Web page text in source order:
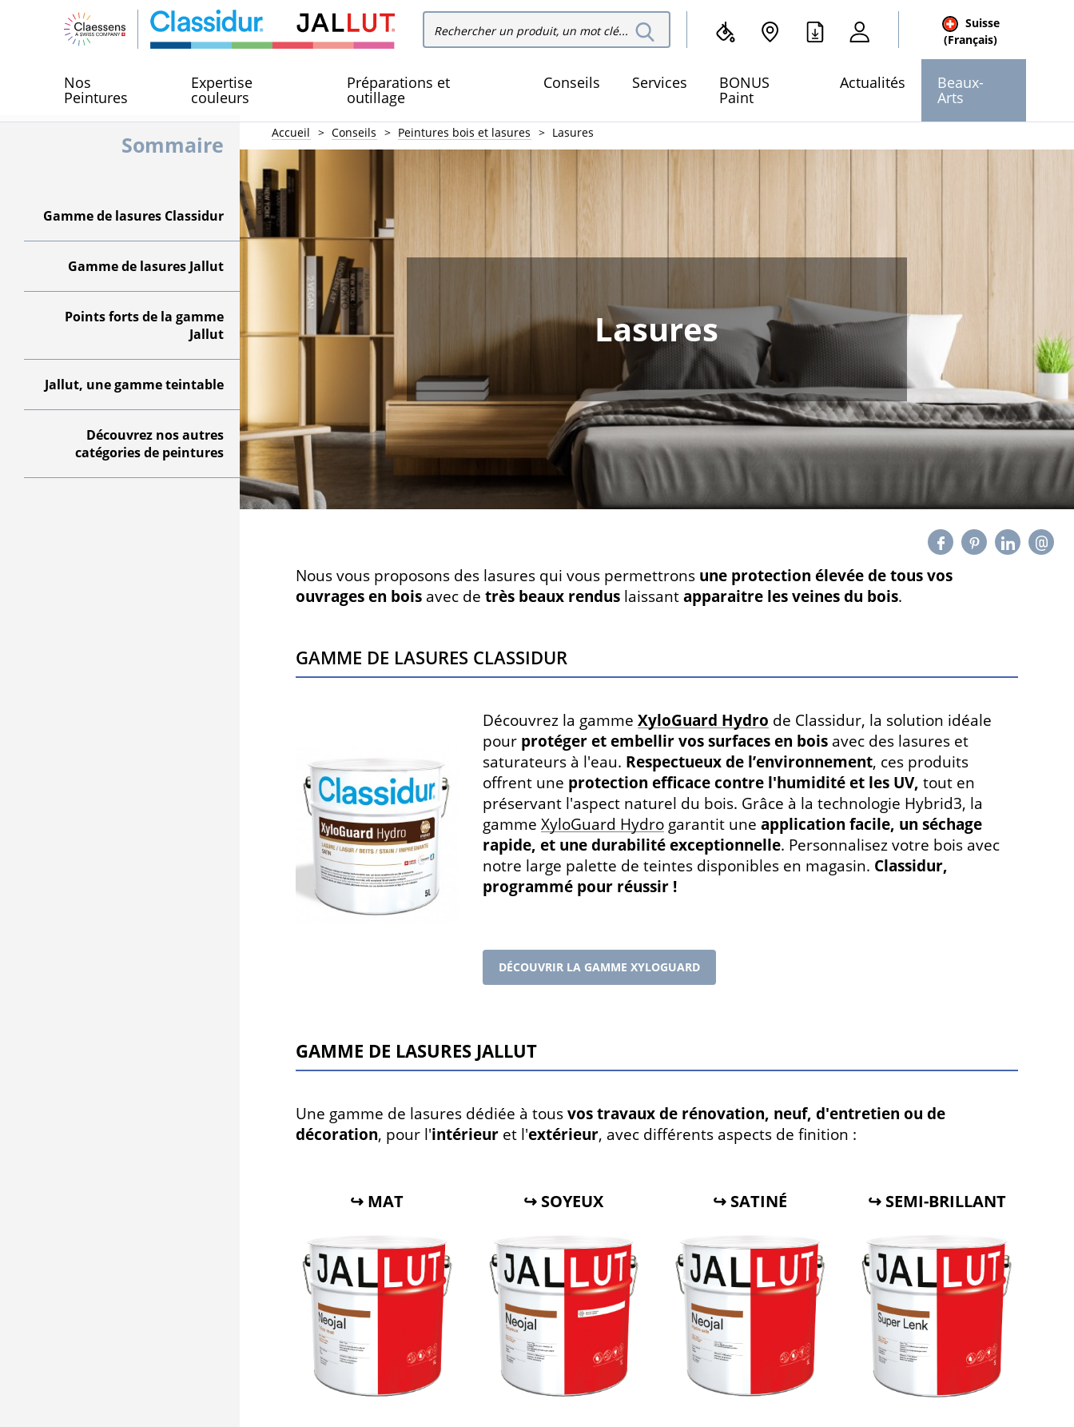
Rechercher dans le site
Rechercher
dans le site
Suisse
(Français)
Nos
Peintures
Expertise
couleurs
Préparations et
outillage
Conseils Services BONUS
Paint
Actualités Beaux-
Arts
Sommaire
Gamme de lasures Classidur
Gamme de lasures Jallut
Points forts de la gamme
Jallut
Jallut, une gamme teintable
Découvrez nos autres
catégories de peintures
Accueil Conseils Peintures bois et lasures Lasures
Lasures
Nous vous proposons des lasures qui vous permettrons une protection élevée de tous vos
ouvrages en bois avec de très beaux rendus laissantapparaitre les veines du bois.
Gamme de lasures Classidur
Découvrez la gamme XyloGuard Hydro de Classidur, la solution idéale
pour protéger et embellir vos surfaces en boisavec des lasures et
saturateurs à l'eau. Respectueux de l’environnement, ces produits
offrent une protection efficace contre l'humidité et les UV, tout en
préservant l'aspect naturel du bois. Grâce à la technologie Hybrid3, la
gamme XyloGuard Hydrogarantit une application facile, un séchage
rapide, et une durabilité exceptionnelle. Personnalisez votre bois avec
notre large palette de teintes disponibles en magasin. Classidur,
programmé pour réussir !
DÉCOUVRIR LA GAMME XYLOGUARD
Gamme de lasures Jallut
Une gamme de lasures dédiée à tousvos travaux de rénovation, neuf, d'entretien ou de
décoration, pour l'intérieur et l'extérieur, avec différents aspects de finition :
↪ MAT ↪ SOYEUX ↪ SATINÉ ↪ SEMI-BRILLANT